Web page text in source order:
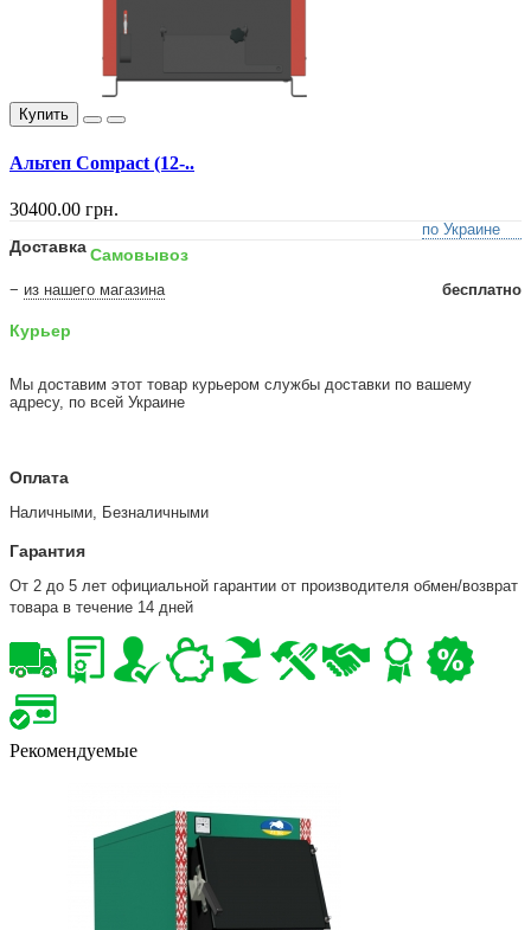
Купить
Альтеп Compact (12-..
30400.00 грн.
Доставка
по Украине
Самовывоз
− из нашего магазина бесплатно
Курьер
Мы доставим этот товар курьером службы доставки по вашему
адресу, по всей Украине
Оплата
Наличными, Безналичными
Гарантия
От 2 до 5 лет официальной гарантии от производителя обмен/возврат
товара в течение 14 дней
Рекомендуемые